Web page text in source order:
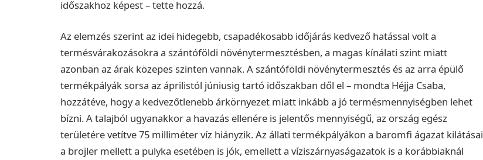
időszakhoz képest – tette hozzá.
Az elemzés szerint az idei hidegebb, csapadékosabb időjárás kedvező hatással volt a
termésvárakozásokra a szántóföldi növénytermesztésben, a magas kínálati szint miatt
azonban az árak közepes szinten vannak. A szántóföldi növénytermesztés és az arra épülő
termékpályák sorsa az áprilistól júniusig tartó időszakban dől el – mondta Héjja Csaba,
hozzátéve, hogy a kedvezőtlenebb árkörnyezet miatt inkább a jó termésmennyiségben lehet
bízni. A talajból ugyanakkor a havazás ellenére is jelentős mennyiségű, az ország egész
területére vetítve 75 milliméter víz hiányzik. Az állati termékpályákon a baromfi ágazat kilátásai
a brojler mellett a pulyka esetében is jók, emellett a víziszárnyaságazatok is a korábbiaknál